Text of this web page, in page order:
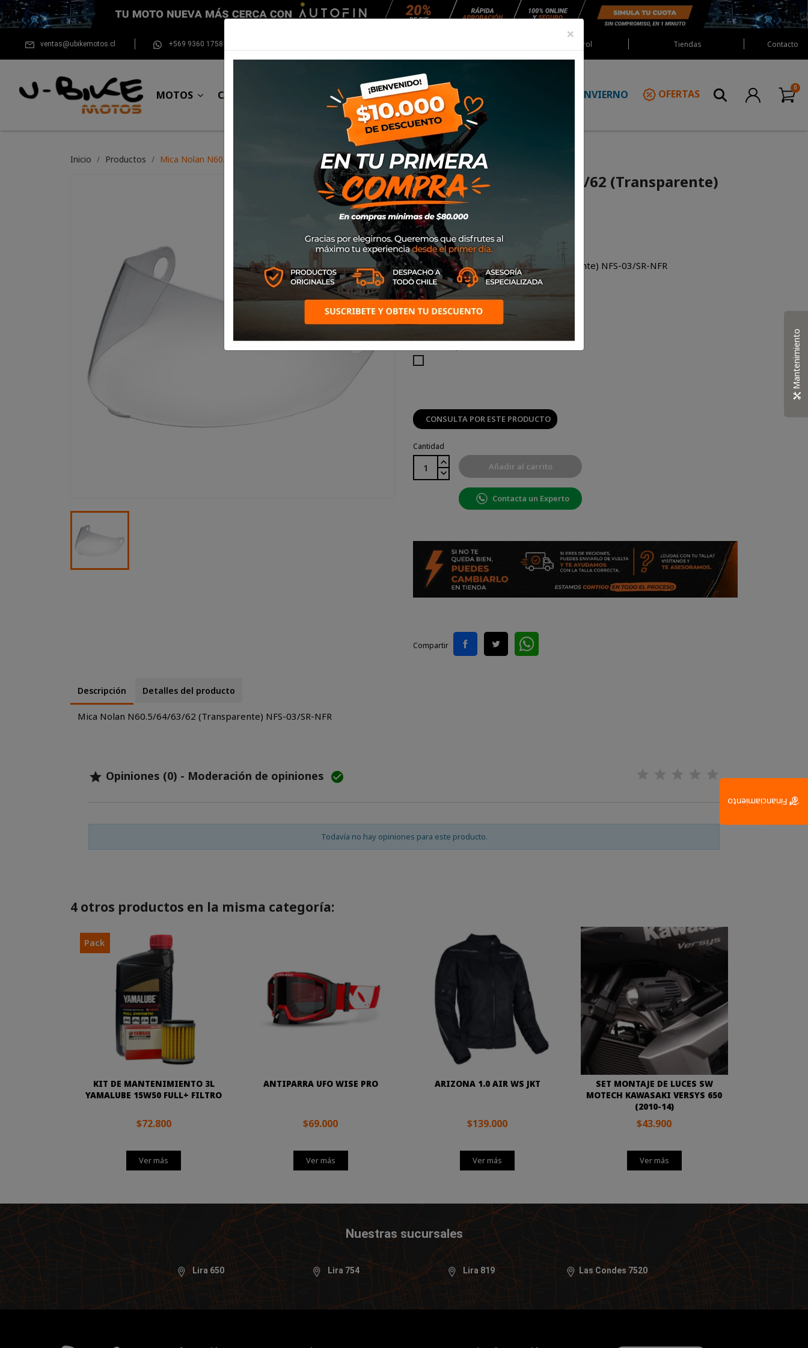
ventas@ubikemotos.cl +569 9360 1758 Red Castrol Tiendas Contacto
MOTOS CASCOS EQUIPAMIENTO NEUMÁTICOS MANTENCIÓN INVIERNO OFERTAS
Inicio Productos Mica Nolan N60.5/64/63/62 (Transparente) NFS-03/SR-NFR
Mica Nolan N60.5/64/63/62 (Transparente)
NFS-03/SR-NFR
SKU95-0053
$29.900
Mica Nolan N60.5/64/63/62 (Transparente) NFS-03/SR-NFR
Talla: Talla Única
CONSULTA POR ESTE PRODUCTO
Cantidad
Añadir al carrito
Contacta un Experto
Compartir
Descripción Detalles del producto
Mica Nolan N60.5/64/63/62 (Transparente) NFS-03/SR-NFR
 Opiniones (0) - Moderación de opiniones 
Todavía no hay opiniones para este producto.
4 otros productos en la misma categoría:
KIT DE MANTENIMIENTO 3L
YAMALUBE 15W50 FULL+ FILTRO
$72.800
Ver más
Pack
ANTIPARRA UFO WISE PRO
$69.000
Ver más
ARIZONA 1.0 AIR WS JKT
$139.000
Ver más
SET MONTAJE DE LUCES SW
MOTECH KAWASAKI VERSYS 650
(2010-14)
$43.900
Ver más
Nuestras sucursales
Lira 650 Lira 754 Lira 819 Las Condes 7520
×
Mantenimiento
Financiamiento